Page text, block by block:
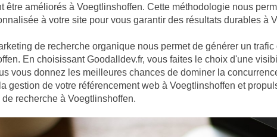
être améliorés à Voegtlinshoffen. Cette méthodologie nous
à votre site pour vous garantir des résultats durables à
de recherche organique nous permet de générer un
En choisissant Goodalldev.fr, vous faites le choix d'une
vous donnez les meilleures chances de dominer la
gestion de votre référencement web à Voegtlinshoffen et
recherche à Voegtlinshoffen.